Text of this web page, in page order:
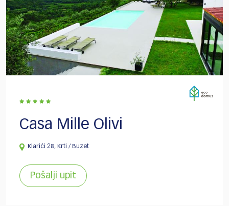
Casa Mille Olivi
Klarići 28, Krti / Buzet
Pošalji upit